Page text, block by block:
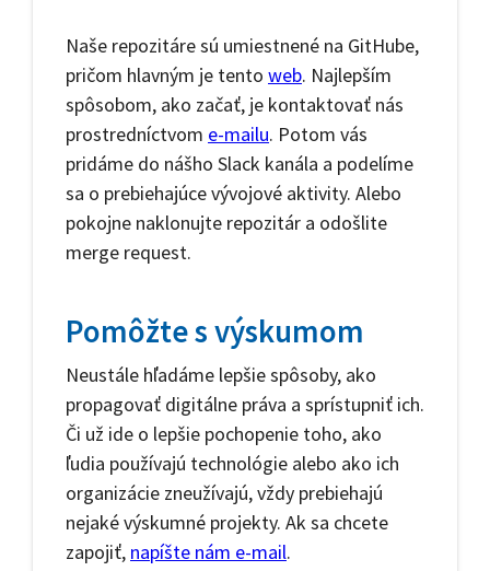
Naše repozitáre sú umiestnené na GitHube,
pričom hlavným je tento web. Najlepším
spôsobom, ako začať, je kontaktovať nás
prostredníctvom e-mailu. Potom vás
pridáme do nášho Slack kanála a podelíme
sa o prebiehajúce vývojové aktivity. Alebo
pokojne naklonujte repozitár a odošlite
merge request.
Pomôžte s výskumom
Neustále hľadáme lepšie spôsoby, ako
propagovať digitálne práva a sprístupniť ich.
Či už ide o lepšie pochopenie toho, ako
ľudia používajú technológie alebo ako ich
organizácie zneužívajú, vždy prebiehajú
nejaké výskumné projekty. Ak sa chcete
zapojiť, napíšte nám e-mail.